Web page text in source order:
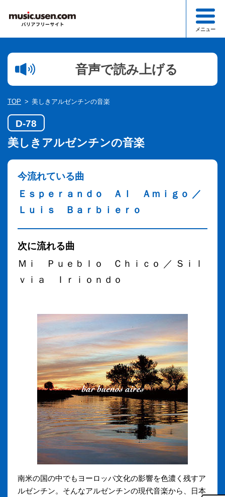
メニュー
検索
1文字以下での検索はできません。
ジャンル一覧
お申込み・お問合わせ
音声で読み上げる
TOP 美しきアルゼンチンの音楽
D-78
美しきアルゼンチンの音楽
今流れている曲
Ｅｓｐｅｒａｎｄｏ Ａｌ Ａｍｉｇｏ ／
Ｌｕｉｓ Ｂａｒｂｉｅｒｏ
次に流れる曲
Ｍｉ Ｐｕｅｂｌｏ Ｃｈｉｃｏ ／ Ｓｉｌ
ｖｉａ Ｉｒｉｏｎｄｏ
南米の国の中でもヨーロッパ文化の影響を色濃く残すア
ルゼンチン。そんなアルゼンチンの現代音楽から、日本